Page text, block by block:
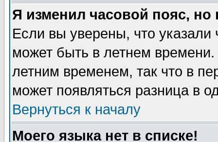
Я изменил часовой пояс,
Если вы уверены, что указали
может быть в летнем
летним временем, так что в
может появляться разница в
Вернуться к началу
Моего языка нет в списке!